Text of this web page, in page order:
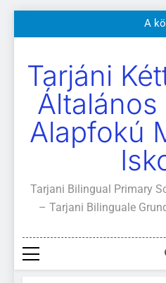
a
Szülői értekezletek
A
Kötelező és
Szülői értekezletek
A
Kötelező és
Tarjáni
Általános
Alapfokú
Tarjani Bilingual Primary
– Tarjani Bilinguale